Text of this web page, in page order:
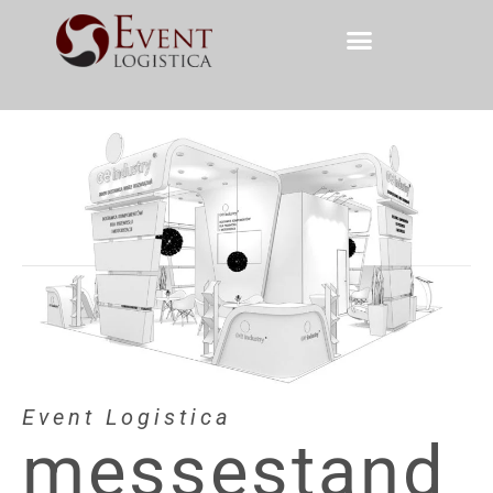
Event Logistica
messestand